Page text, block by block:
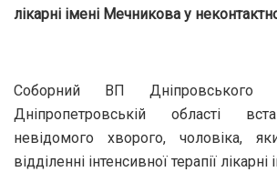
лікарні імені Мечникова у
Соборний ВП
Дніпропетровській області
невідомого хворого, чоловіка,
відділенні інтенсивної терапії